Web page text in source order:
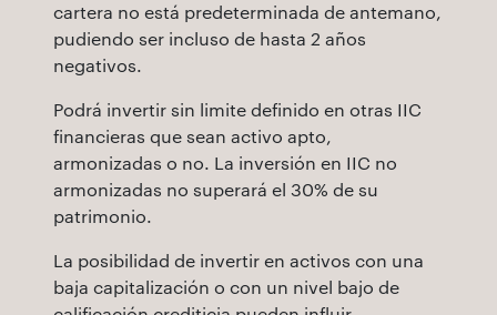
cartera no está predeterminada de antemano,
pudiendo ser incluso de hasta 2 años
negativos.
Podrá invertir sin limite definido en otras IIC
financieras que sean activo apto,
armonizadas o no. La inversión en IIC no
armonizadas no superará el 30% de su
patrimonio.
La posibilidad de invertir en activos con una
baja capitalización o con un nivel bajo de